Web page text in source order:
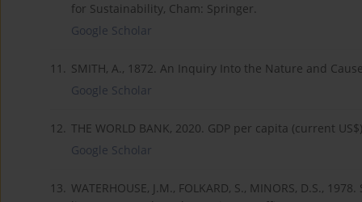
for Sustainability, Cham: Springer.
Google Scholar
11. SMITH, A., 1872. An Inquiry Into the Nature and
Google Scholar
12. THE WORLD BANK, 2020. GDP per capita (current
Google Scholar
13. WATERHOUSE, J.M., FOLKARD, S., MINORS, D.S.,